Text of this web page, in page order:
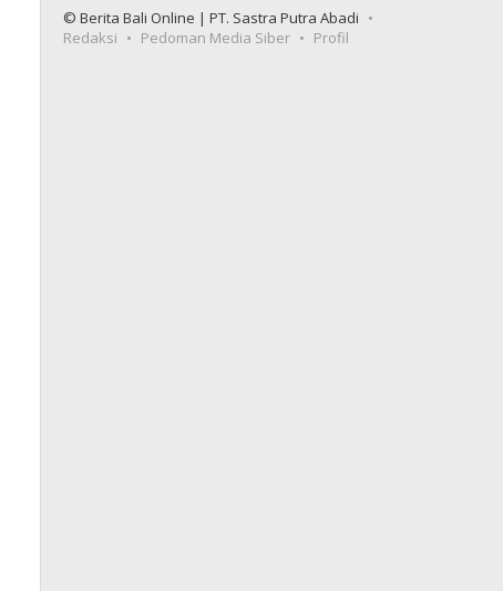
© Berita Bali Online | PT. Sastra Putra Abadi
Redaksi
Pedoman Media Siber Profil